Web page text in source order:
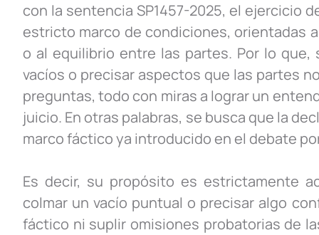
con la sentencia SP1457-2025, el ejercicio
estricto marco de condiciones, orientadas
o al equilibrio entre las partes. Por lo que,
vacíos o precisar aspectos que las partes
preguntas, todo con miras a lograr un
juicio. En otras palabras, se busca que la
marco fáctico ya introducido en el debate
Es decir, su propósito es estrictamente
colmar un vacío puntual o precisar algo
fáctico ni suplir omisiones probatorias de